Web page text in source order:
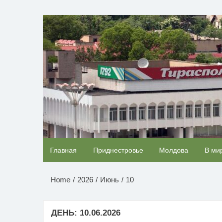
содержимомуНОВОСТИ
Главная Приднестровье Молдова В
Home 2026 Июнь 10
ДЕНЬ: 10.06.2026
Этот танец невесты оставит вас без слов!
Пересмотрела 10 раз